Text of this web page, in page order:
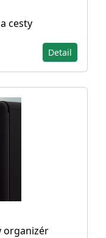
cesty
Detail
organizér